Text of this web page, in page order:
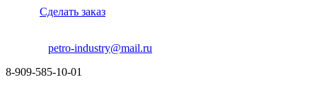
Сделать заказ
petro-industry@mail.ru
8-909-585-10-01